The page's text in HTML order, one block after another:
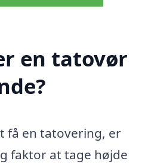
en tatovør
få en tatovering, er
faktor at tage højde